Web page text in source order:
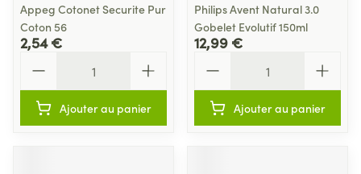
Appeg Cotonet Securite Pur
Coton 56
2,54 €
Ajouter au panier
Philips Avent Natural 3.0
Gobelet Evolutif 150ml
12,99 €
Ajouter au panier